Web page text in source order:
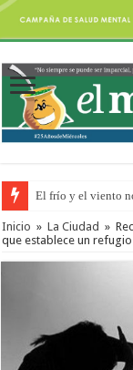
El frío y el viento
Inicio » La Ciudad »
que establece un